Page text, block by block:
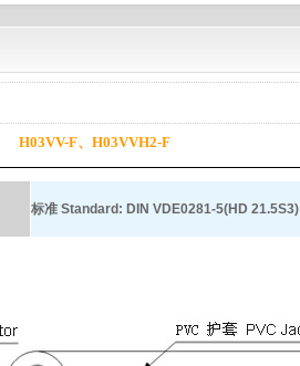
H03VV-F、H03VVH2-F
标准 Standard: DIN VDE0281-5(HD 21.5S3)